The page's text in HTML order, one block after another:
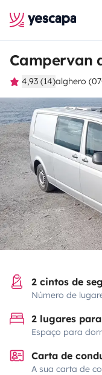
Campervan
4,93 (14)alghero
2 cintos de
Número de
2 lugares
Espaço para
Carta de
A sua carta de